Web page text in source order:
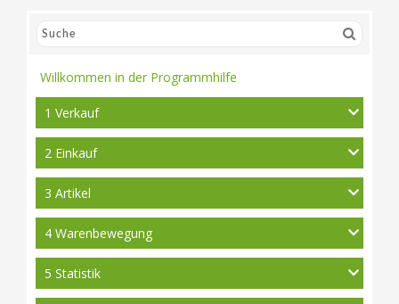
Willkommen in der Programmhilfe
1 Verkauf
2 Einkauf
3 Artikel
4 Warenbewegung
5 Statistik